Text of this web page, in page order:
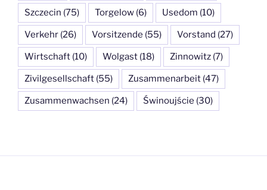
Szczecin (75) Torgelow (6) Usedom (10)
Verkehr (26) Vorsitzende (55) Vorstand (27)
Wirtschaft (10) Wolgast (18) Zinnowitz (7)
Zivilgesellschaft (55) Zusammenarbeit (47)
Zusammenwachsen (24) Świnoujście (30)